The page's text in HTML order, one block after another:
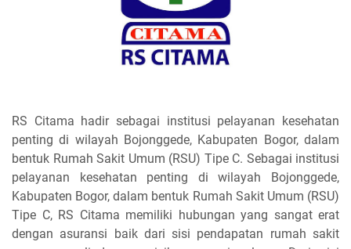
RS Citama hadir sebagai institusi pelayanan kesehatan
penting di wilayah Bojonggede, Kabupaten Bogor, dalam
bentuk Rumah Sakit Umum (RSU) Tipe C. Sebagai institusi
pelayanan kesehatan penting di wilayah Bojonggede,
Kabupaten Bogor, dalam bentuk Rumah Sakit Umum (RSU)
Tipe C, RS Citama memiliki hubungan yang sangat erat
dengan asuransi baik dari sisi pendapatan rumah sakit